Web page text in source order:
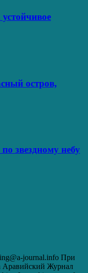
остров,
звездному небу
journal.info При
Аравийский Журнал